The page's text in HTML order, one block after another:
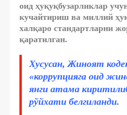
оид ҳуқуқбузарликлар
кучайтириш ва миллий
халқаро стандартларни
қаратилган.
Хусусан, Жиноят
«коррупцияга оид
янги атама
рўйхати белгиланди.